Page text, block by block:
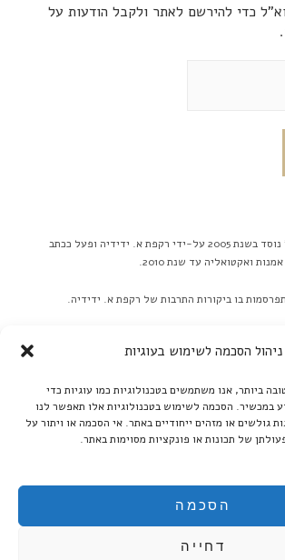
ניהול הסכמה לשימוש בעוגיות
ביותר, אנו משתמשים בטכנולוגיות כמו עוגיות כדי
במכשיר. הסכמה לשימוש בטכנולוגיות אלו תאפשר לנו
גולשים או מזהים ייחודיים באתר. אי הסכמה או ויתור על
של תכונות או פונקציות מסוימות באתר.
הסכמה
דחייה
כדי להירשם לאתר ולקבל הודעות על
כתב העת 'שחרזדה' נוסד בשנת 2005 על-ידי רקפת א. ידידיה ופעל ככתב
ואקטואליה עד שנת 2010.
בלבד! ברם, ידיעות על אירועים שונים יתקבלו
אוצר - ספרים אלקטרוניים':